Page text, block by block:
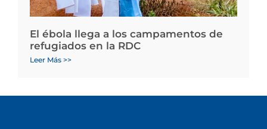
El ébola llega a los campamentos de
refugiados en la RDC
Leer Más >>